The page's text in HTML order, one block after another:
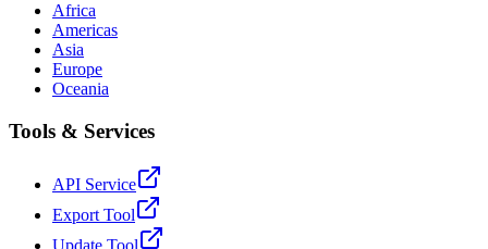
Africa
Americas
Asia
Europe
Oceania
Tools & Services
API Service
Export Tool
Update Tool